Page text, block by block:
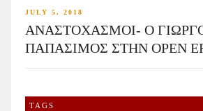
JULY 5, 2018
ΑΝΑΣΤΟΧΑΣΜΟΙ- Ο
ΠΑΠΑΣΙΜΟΣ ΣΤΗΝ OPEN
TAGS